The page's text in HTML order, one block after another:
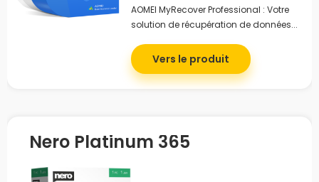
AOMEI MyRecover Professional : Votre
solution de récupération de données...
Vers le produit
Nero Platinum 365